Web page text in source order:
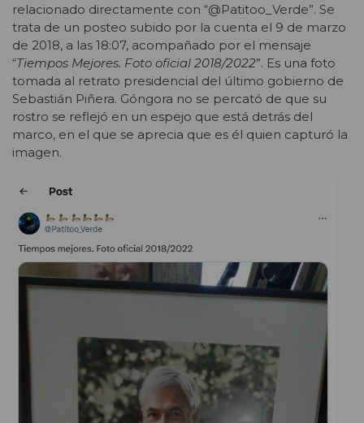
relacionado directamente con “@Patitoo_Verde”. Se
trata de un posteo subido por la cuenta el 9 de marzo
de 2018, a las 18:07, acompañado por el mensaje
“Tiempos Mejores. Foto oficial 2018/2022”. Es una foto
tomada al retrato presidencial del último gobierno de
Sebastián Piñera. Góngora no se percató de que su
rostro se reflejó en un espejo que está detrás del
marco, en el que se aprecia que es él quien capturó la
imagen.